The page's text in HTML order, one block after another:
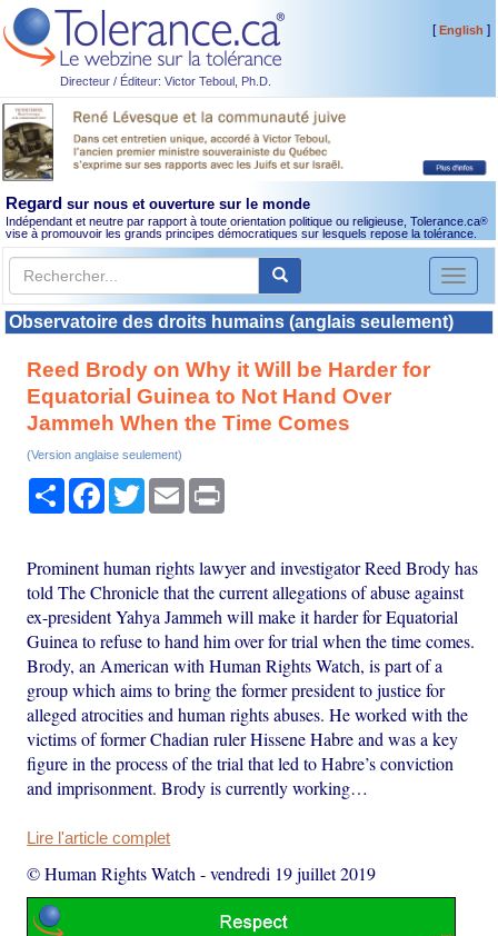
Directeur / Éditeur: Victor Teboul, Ph.D.
[English ]
Regard sur nous et ouverture sur le monde
Indépendant et neutre par rapport à toute orientation politique ou religieuse, Tolerance.ca®
vise à promouvoir les grands principes démocratiques sur lesquels repose la tolérance.
Toggle
Observatoire des droits humains (anglais seulement)
Reed Brody on Why it Will be Harder for
Equatorial Guinea to Not Hand Over
Jammeh When the Time Comes
(Version anglaise seulement)
PartagerFacebook
TwitterEmail
Prominent human rights lawyer and investigator Reed Brody has
told The Chronicle that the current allegations of abuse against
ex-president Yahya Jammeh will make it harder for Equatorial
Guinea to refuse to hand him over for trial when the time comes.
Brody, an American with Human Rights Watch, is part of a
group which aims to bring the former president to justice for
alleged atrocities and human rights abuses. He worked with the
victims of former Chadian ruler Hissene Habre and was a key
figure in the process of the trial that led to Habre’s conviction
and imprisonment. Brody is currently working…
Lire l'article complet
© Human Rights Watch -vendredi 19 juillet 2019